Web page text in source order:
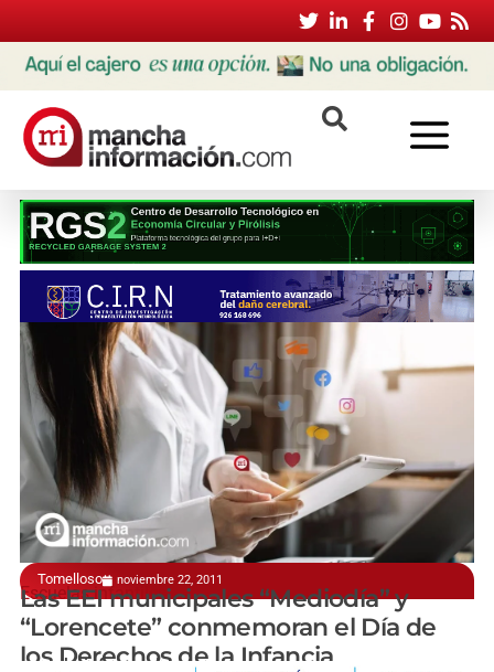
Tomelloso noviembre 22, 2011
Escuelas infantiles
Las EEI municipales “Mediodía” y
“Lorencete” conmemoran el Día de
los Derechos de la Infancia
manchainformacion.com